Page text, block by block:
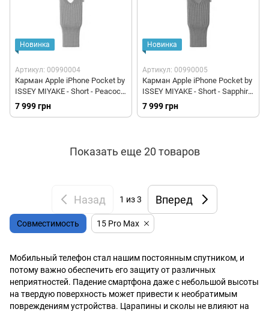
Новинка
Артикул: 00990004
Карман Apple iPhone Pocket by
ISSEY MIYAKE - Short - Peacock
(HS8T2)
7 999 грн
Новинка
Артикул: 00990005
Карман Apple iPhone Pocket by
ISSEY MIYAKE - Short - Sapphire
(HS8N2)
7 999 грн
Показать еще 20 товаров
Назад 1 из 3 Вперед
Мобильный телефон стал нашим постоянным спутником, и
потому важно обеспечить его защиту от различных
неприятностей. Падение смартфона даже с небольшой высоты
на твердую поверхность может привести к необратимым
повреждениям устройства. Царапины и сколы не влияют на
Совместимость 15 Pro Max